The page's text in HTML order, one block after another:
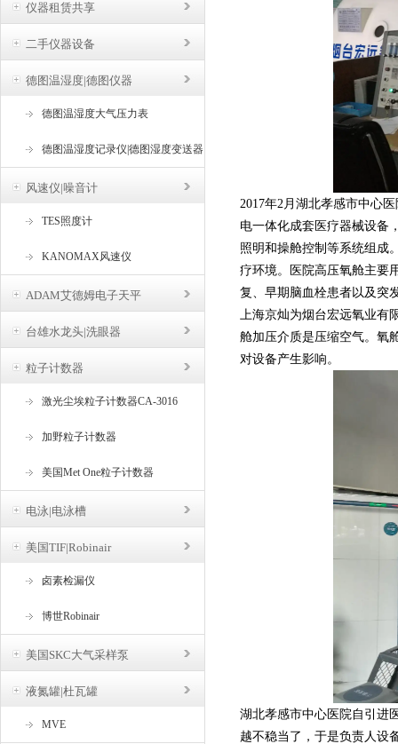
仪器租赁共享
二手仪器设备
德图温湿度|德图仪器
德图温湿度大气压力表
德图温湿度记录仪|德图湿度变送器
风速仪|噪音计
TES照度计
KANOMAX风速仪
ADAM艾德姆电子天平
台雄水龙头|洗眼器
粒子计数器
激光尘埃粒子计数器CA-3016
加野粒子计数器
美国Met One粒子计数器
电泳|电泳槽
美国TIF|Robinair
卤素检漏仪
博世Robinair
美国SKC大气采样泵
液氮罐|杜瓦罐
MVE
2017年2月湖北孝感市中心
电一体化成套医疗器械设备
照明和操舱控制等系统组成
疗环境。医院高压氧舱主要
复、早期脑血栓患者以及突
上海京灿为烟台宏远氧业有
舱加压介质是压缩空气。氧
对设备产生影响。
湖北孝感市中心医院自引进
越不稳当了，于是负责人设